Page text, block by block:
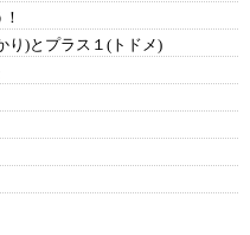
り)とプラス１(トドメ)